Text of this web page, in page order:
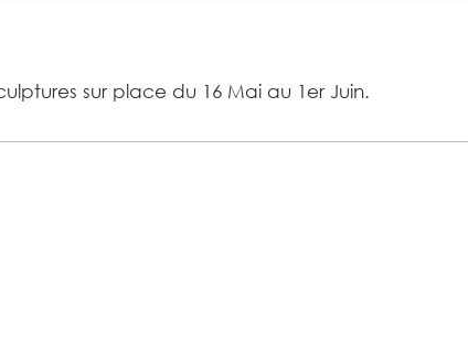
sur place du 16 Mai au 1er Juin.